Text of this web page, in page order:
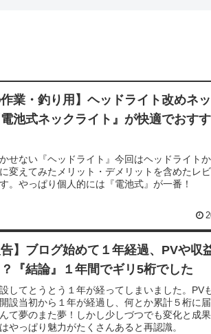
作業・釣り用】ヘッドライト改めネ
電池式ネックライト』が快適でおす
せない『ヘッドライト』今回はヘッドライト
変えてみたメリット・デメリットを含めたレ
。やっぱり個人的には『電池式』が一番！
告】ブログ始めて１年経過、PVや収
『結論』１年間でギリ5桁でした
してとうとう１年が経ってしまいました。PV
設当初から１年が経過し、何とか累計５桁に
て夢のまた夢！しかし少しづつでも変化と成
やっぱり魅力がたくさんあると再認識。